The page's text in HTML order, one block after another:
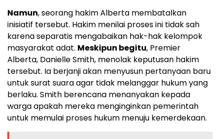
Namun, seorang hakim Alberta membatalkan
inisiatif tersebut. Hakim menilai proses ini tidak sah
karena separatis mengabaikan hak-hak kelompok
masyarakat adat. Meskipun begitu, Premier
Alberta, Danielle Smith, menolak keputusan hakim
tersebut. Ia berjanji akan menyusun pertanyaan baru
untuk surat suara agar tidak melanggar hukum yang
berlaku. Smith berencana menanyakan kepada
warga apakah mereka menginginkan pemerintah
untuk memulai proses hukum menuju kemerdekaan.